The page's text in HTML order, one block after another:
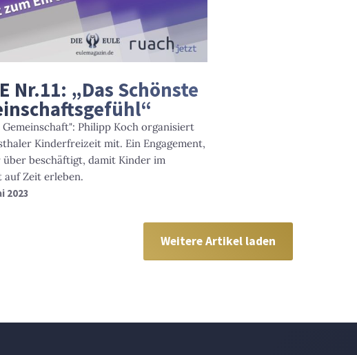
Nr.11: „Das Schönste
Philipp Koch organisiert
Kinderfreizeit mit. Ein Engagement,
über beschäftigt, damit Kinder im
auf Zeit erleben.
2023
Weitere Artikel laden